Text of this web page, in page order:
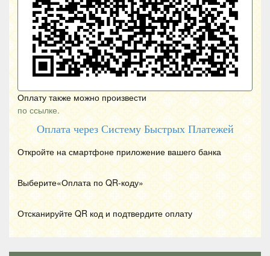
Оплату также можно произвести
по ссылке.
Оплата через Систему Быстрых Платежей
Откройте на смартфоне приложение вашего банка
Выберите«Оплата по QR-коду»
Отсканируйте QR код и подтвердите оплату